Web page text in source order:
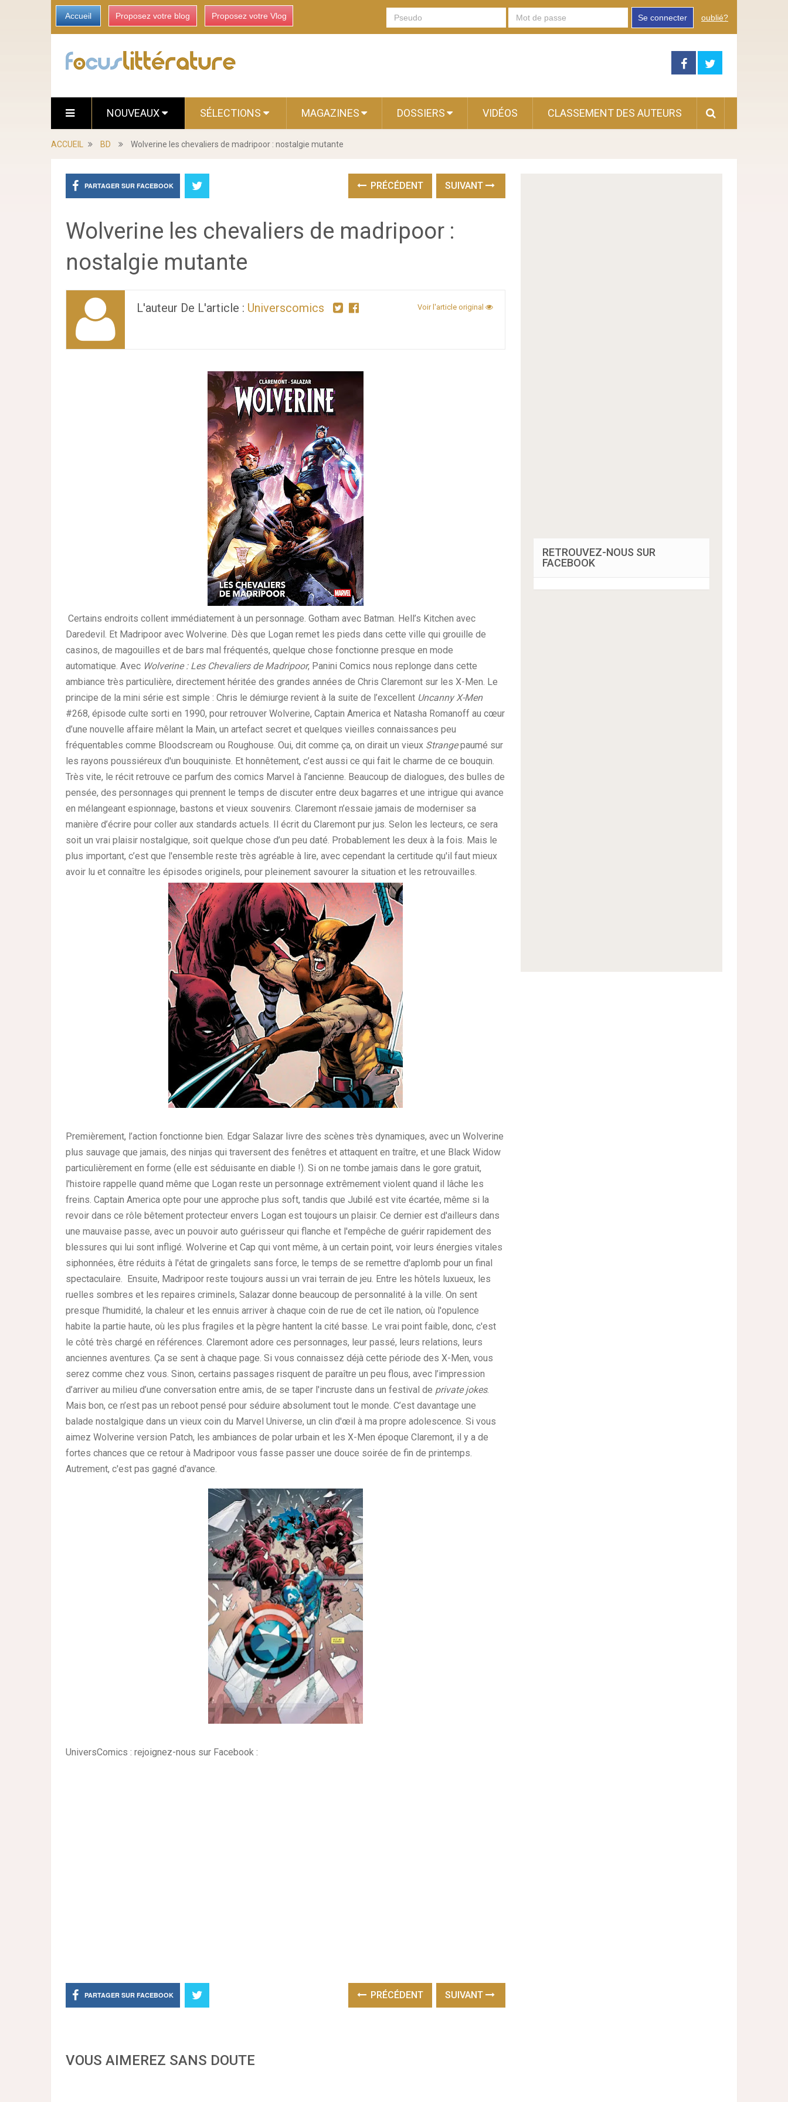
Accueil Proposez votre blog Proposez votre Vlog Se connecter oublié?
NOUVEAUX SÉLECTIONS MAGAZINES DOSSIERS VIDÉOS CLASSEMENT DES AUTEURS
ACCUEIL BD Wolverine les chevaliers de madripoor : nostalgie mutante
PARTAGER SUR FACEBOOK PRÉCÉDENT SUIVANT
Wolverine les chevaliers de madripoor :
nostalgie mutante
L'auteur De L'article : Universcomics Voir l'article original
Certains endroits collent immédiatement à un personnage. Gotham avec Batman. Hell’s Kitchen avec
Daredevil. Et Madripoor avec Wolverine. Dès que Logan remet les pieds dans cette ville qui grouille de
casinos, de magouilles et de bars mal fréquentés, quelque chose fonctionne presque en mode
automatique. Avec Wolverine : Les Chevaliers de Madripoor, Panini Comics nous replonge dans cette
ambiance très particulière, directement héritée des grandes années de Chris Claremont sur les X-Men. Le
principe de la mini série est simple : Chris le démiurge revient à la suite de l’excellent Uncanny X-Men
#268, épisode culte sorti en 1990, pour retrouver Wolverine, Captain America et Natasha Romanoff au cœur
d’une nouvelle affaire mêlant la Main, un artefact secret et quelques vieilles connaissances peu
fréquentables comme Bloodscream ou Roughouse. Oui, dit comme ça, on dirait un vieux Strangepaumé sur
les rayons poussiéreux d'un bouquiniste. Et honnêtement, c’est aussi ce qui fait le charme de ce bouquin.
Très vite, le récit retrouve ce parfum des comics Marvel à l’ancienne. Beaucoup de dialogues, des bulles de
pensée, des personnages qui prennent le temps de discuter entre deux bagarres et une intrigue qui avance
en mélangeant espionnage, bastons et vieux souvenirs. Claremont n’essaie jamais de moderniser sa
manière d’écrire pour coller aux standards actuels. Il écrit du Claremont pur jus. Selon les lecteurs, ce sera
soit un vrai plaisir nostalgique, soit quelque chose d’un peu daté. Probablement les deux à la fois. Mais le
plus important, c’est que l'ensemble reste très agréable à lire, avec cependant la certitude qu'il faut mieux
avoir lu et connaître les épisodes originels, pour pleinement savourer la situation et les retrouvailles.
Premièrement, l’action fonctionne bien. Edgar Salazar livre des scènes très dynamiques, avec un Wolverine
plus sauvage que jamais, des ninjas qui traversent des fenêtres et attaquent en traître, et une Black Widow
particulièrement en forme (elle est séduisante en diable !). Si on ne tombe jamais dans le gore gratuit,
l'histoire rappelle quand même que Logan reste un personnage extrêmement violent quand il lâche les
freins. Captain America opte pour une approche plus soft, tandis que Jubilé est vite écartée, même si la
revoir dans ce rôle bêtement protecteur envers Logan est toujours un plaisir. Ce dernier est d'ailleurs dans
une mauvaise passe, avec un pouvoir auto guérisseur qui flanche et l'empêche de guérir rapidement des
blessures qui lui sont infligé. Wolverine et Cap qui vont même, à un certain point, voir leurs énergies vitales
siphonnées, être réduits à l'état de gringalets sans force, le temps de se remettre d'aplomb pour un final
spectaculaire. Ensuite, Madripoor reste toujours aussi un vrai terrain de jeu. Entre les hôtels luxueux, les
ruelles sombres et les repaires criminels, Salazar donne beaucoup de personnalité à la ville. On sent
presque l’humidité, la chaleur et les ennuis arriver à chaque coin de rue de cet île nation, où l'opulence
habite la partie haute, où les plus fragiles et la pègre hantent la cité basse. Le vrai point faible, donc, c'est
le côté très chargé en références. Claremont adore ces personnages, leur passé, leurs relations, leurs
anciennes aventures. Ça se sent à chaque page. Si vous connaissez déjà cette période des X-Men, vous
serez comme chez vous. Sinon, certains passages risquent de paraître un peu flous, avec l’impression
d’arriver au milieu d’une conversation entre amis, de se taper l'incruste dans un festival de private jokes.
Mais bon, ce n’est pas un reboot pensé pour séduire absolument tout le monde. C’est davantage une
balade nostalgique dans un vieux coin du Marvel Universe, un clin d'œil à ma propre adolescence. Si vous
aimez Wolverine version Patch, les ambiances de polar urbain et les X-Men époque Claremont, il y a de
fortes chances que ce retour à Madripoor vous fasse passer une douce soirée de fin de printemps.
Autrement, c'est pas gagné d'avance.
UniversComics : rejoignez-nous sur Facebook :
PARTAGER SUR FACEBOOK PRÉCÉDENT SUIVANT
VOUS AIMEREZ SANS DOUTE
RETROUVEZ-NOUS SUR
FACEBOOK